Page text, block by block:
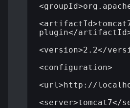
plugin</
<version>2.2</
<configuration>
<url>http://
<server>tomcat7</